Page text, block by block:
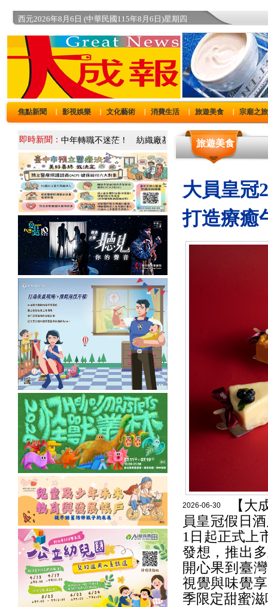
西元2026年8月6日 (中華民國115年8月6日)星期四
焦點新聞 影視娛樂 文化藝術 消費生活 旅遊美食 宗廟之旅
即時新聞： 旅遊美食
大員皇冠
打造療癒
2026-06-30
【大
員皇冠假日
1日起正式上
發想，推出
開心果到臺
視覺與味覺
季限定甜蜜